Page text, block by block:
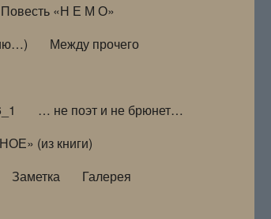
Повесть «Н Е М О»
Между прочего
… не поэт и не брюнет…
(из книги)
Заметка
Галерея